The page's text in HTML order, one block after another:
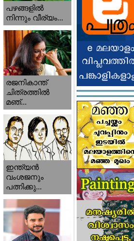
പഴങ്ങളില്‍
നിന്നും വീര്യം...
രജനികാന്ത്
ചിത്രത്തിൽ
മഞ്...
ഇന്ത്യൻ
വംശജനും
പത്നിക്കു...